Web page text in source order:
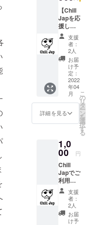
【Chill
Japを応
援した
い！と
いう方
向け】
ただた
『Chill
Jap』を
応援し
たい！
という
お気持
ちの方
はこち
お選び
くださ
い。リ
ターン
関係な
く支援
してい
ただけ
る方に
向けた
ものに
支援
者：
2人
お届
け予
定：
2022
年04
月
詳細を見る
こ
の
リ
タ
ー
ン
を
選
択
す
る
1,0
00 円
Chill
Japでご
利用頂
ける
『¥1,50
0分の
クーポ
ン』と
支援
者：
2人
お届
け予